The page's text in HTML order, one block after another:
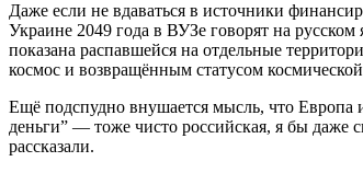
Даже если не вдаваться в источники
Украине 2049 года в ВУЗе говорят на
показана распавшейся на отдельные
космос и возвращённым статусом
Ещё подспудно внушается мысль, что Европа
деньги” — тоже чисто российская, я бы даже
рассказали.